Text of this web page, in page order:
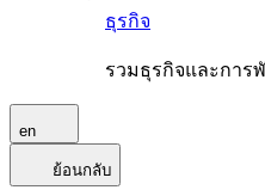
ธุรกิจ
รวมธุรกิจและการ
en
ย้อนกลับ